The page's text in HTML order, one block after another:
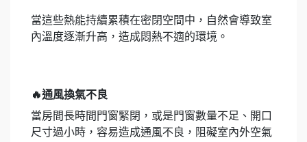
當這些熱能持續累積在密閉空間中，自然會導致室
內溫度逐漸升高，造成悶熱不適的環境。
🔥通風換氣不良
當房間長時間門窗緊閉，或是門窗數量不足、開口
尺寸過小時，容易造成通風不良，阻礙室內外空氣